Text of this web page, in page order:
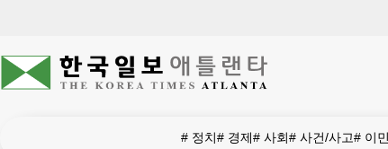
# 정치# 경제# 사회# 사건/사고# 이